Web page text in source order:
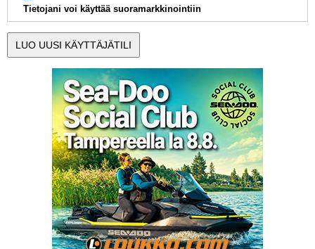
Tietojani voi käyttää suoramarkkinointiin